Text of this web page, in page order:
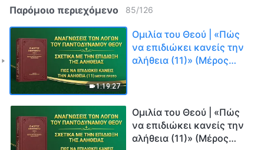
Παρόμοιο περιεχόμενο 85/126
1:19:27
Ομιλία του Θεού | «Πώς
να επιδιώκει κανείς την
αλήθεια (11)» (Μέρος
Ομιλία του Θεού | «Πώς
να επιδιώκει κανείς την
αλήθεια (11)» (Μέρος